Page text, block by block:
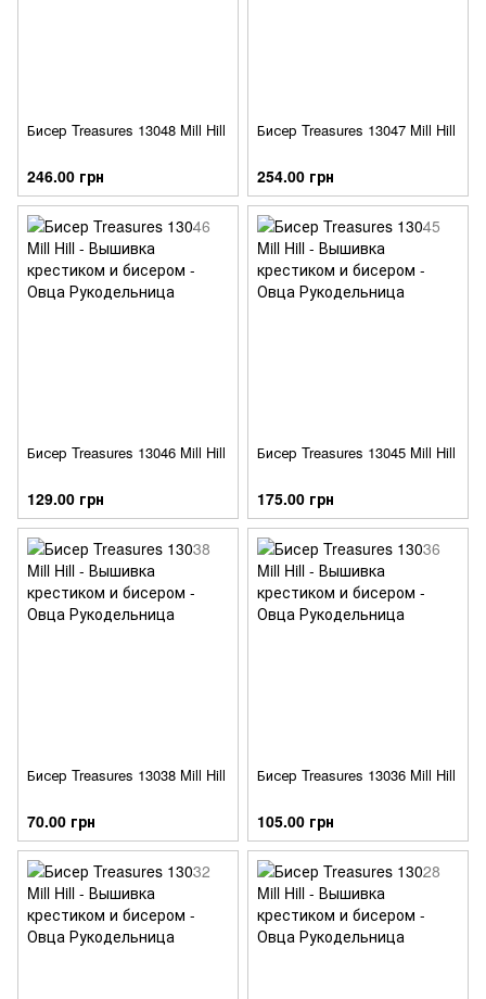
Бисер Treasures 13048 Mill Hill
246.00 грн
Бисер Treasures 13047 Mill Hill
254.00 грн
Бисер Treasures 13046 Mill Hill
129.00 грн
Бисер Treasures 13045 Mill Hill
175.00 грн
Бисер Treasures 13038 Mill Hill
70.00 грн
Бисер Treasures 13036 Mill Hill
105.00 грн